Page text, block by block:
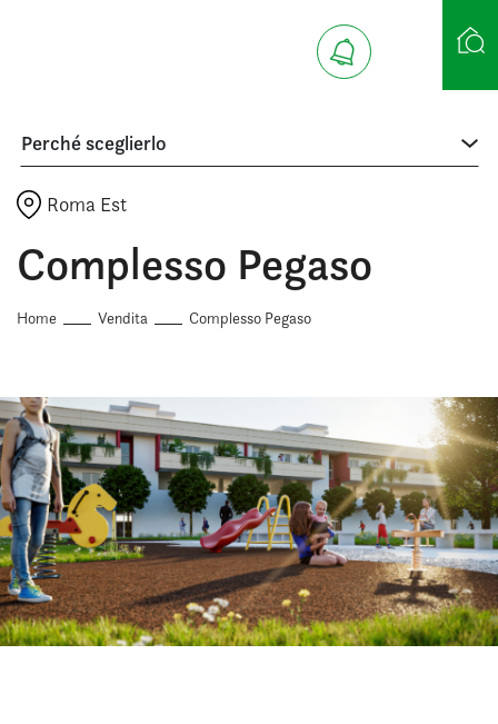
Ricerca case
Perché sceglierlo
Roma Est
Complesso Pegaso
Home Vendita Complesso Pegaso